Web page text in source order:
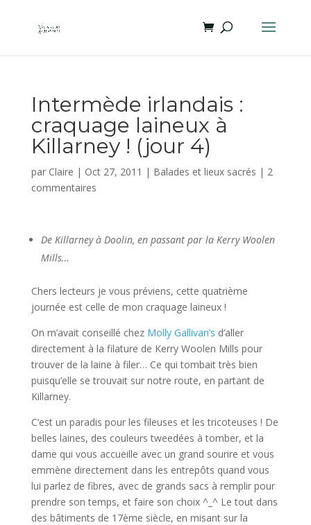
Intermède irlandais :
craquage laineux à
Killarney ! (jour 4)
par Claire | Oct 27, 2011 | Balades et lieux sacrés | 2
commentaires
De Killarney à Doolin, en passant par la Kerry Woolen
Mills…
Chers lecteurs je vous préviens, cette quatrième
journée est celle de mon craquage laineux !
On m’avait conseillé chez Molly Gallivan’s d’aller
directement à la filature de Kerry Woolen Mills pour
trouver de la laine à filer… Ce qui tombait très bien
puisqu’elle se trouvait sur notre route, en partant de
Killarney.
C’est un paradis pour les fileuses et les tricoteuses ! De
belles laines, des couleurs tweedées à tomber, et la
dame qui vous accueille avec un grand sourire et vous
emmène directement dans les entrepôts quand vous
lui parlez de fibres, avec de grands sacs à remplir pour
prendre son temps, et faire son choix ^_^ Le tout dans
des bâtiments de 17ème siècle, en misant sur la